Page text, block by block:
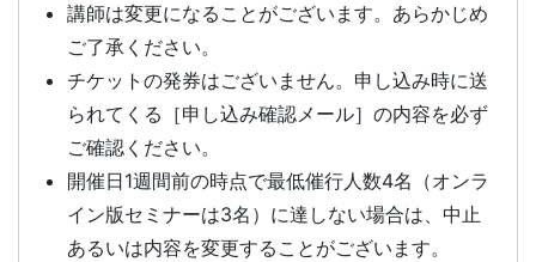
講師は変更になることがございます。あらかじめ
ご了承ください。
チケットの発券はございません。申し込み時に送
られてくる［申し込み確認メール］の内容を必ず
ご確認ください。
開催日1週間前の時点で最低催行人数4名（オンラ
イン版セミナーは3名）に達しない場合は、中止
あるいは内容を変更することがございます。